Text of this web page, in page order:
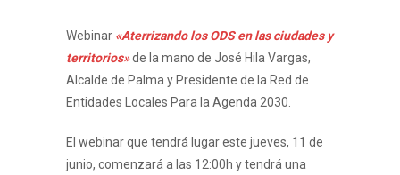
Webinar «Aterrizando los ODS en las ciudades y
territorios»de la mano de José Hila Vargas,
Alcalde de Palma y Presidente de la Red de
Entidades Locales Para la Agenda 2030.
El webinar que tendrá lugar este jueves, 11 de
junio, comenzará a las 12:00h y tendrá una